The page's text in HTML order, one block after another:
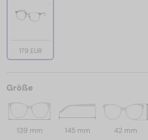
179 EUR
Größe
139 mm 145 mm 42 mm